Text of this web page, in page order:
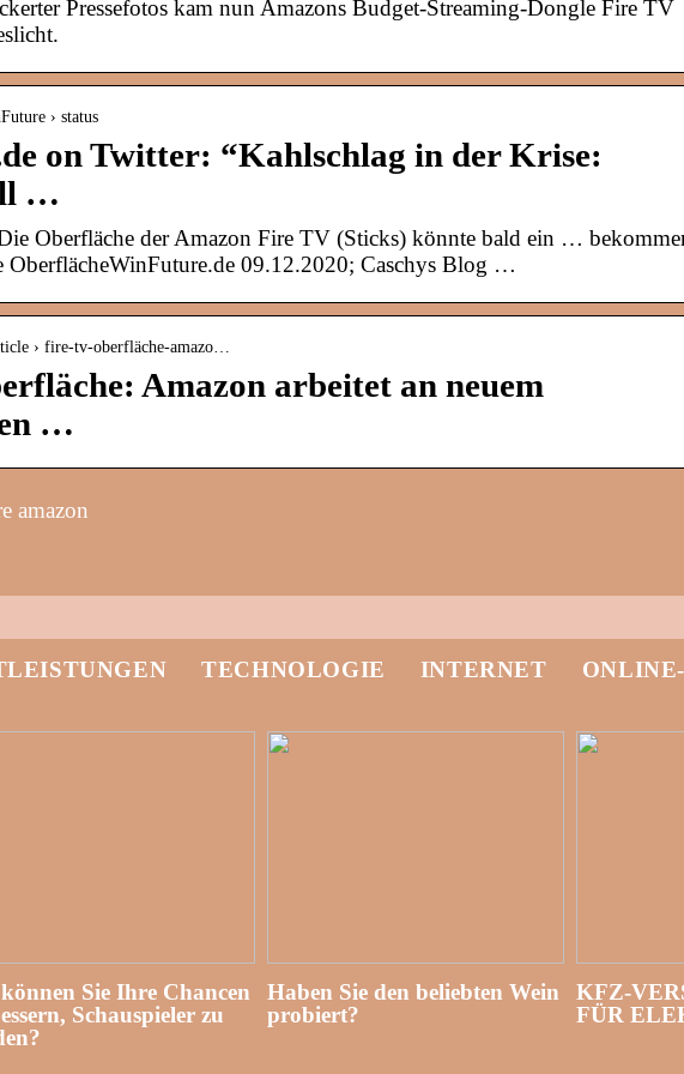
Pressefotos kam nun Amazons Budget-Streaming-Dongle Fire TV
› status
on Twitter: “Kahlschlag in der Krise:
…
Oberfläche der Amazon Fire TV (Sticks) könnte bald ein …
OberflächeWinFuture.de 09.12.2020; Caschys Blog …
› fire-tv-oberfläche-amazo…
Amazon arbeitet an neuem
…
amazon
TECHNOLOGIE INTERNET
Sie Ihre Chancen
Schauspieler zu
Haben Sie den beliebten Wein
probiert?
KFZ-
FÜR